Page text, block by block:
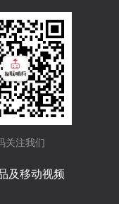
关注我们
及移动视频